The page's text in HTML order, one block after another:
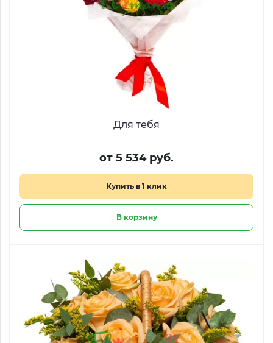
Для тебя
от 5 534 руб.
Купить в 1 клик
В корзину